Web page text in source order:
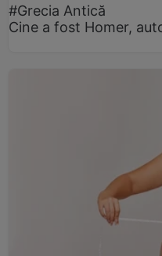
#Grecia Antică
Cine a fost Homer,